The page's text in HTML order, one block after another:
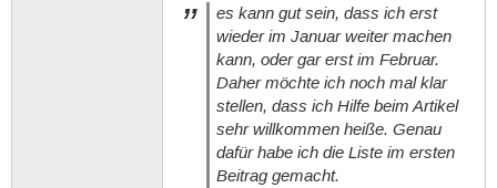
es kann gut sein, dass ich erst
wieder im Januar weiter machen
kann, oder gar erst im Februar.
Daher möchte ich noch mal klar
stellen, dass ich Hilfe beim Artikel
sehr willkommen heiße. Genau
dafür habe ich die Liste im ersten
Beitrag gemacht.